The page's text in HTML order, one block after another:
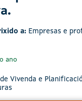
a: Empresas e
ano
Vivenda e